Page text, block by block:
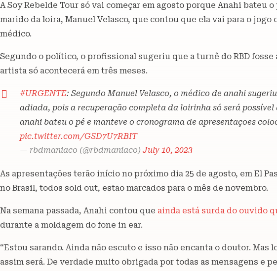
A Soy Rebelde Tour só vai começar em agosto porque Anahi bateu
marido da loira, Manuel Velasco, que contou que ela vai para o jogo
médico.
Segundo o político, o profissional sugeriu que a turnê do RBD fosse
artista só acontecerá em três meses.
#URGENTE: Segundo Manuel Velasco, o médico de anahi
adiada, pois a recuperação completa da loirinha só será possível
anahi bateu o pé e manteve o cronograma de apresentações
pic.twitter.com/GSD7U7RBIT
— rbdmaniaco (@rbdmaniaco) July 10, 2023
As apresentações terão início no próximo dia 25 de agosto, em El
no Brasil, todos sold out, estão marcados para o mês de novembro.
Na semana passada, Anahi contou que ainda está surda do ouvido
durante a moldagem do fone in ear.
“Estou sarando. Ainda não escuto e isso não encanta o doutor. Mas
assim será. De verdade muito obrigada por todas as mensagens e